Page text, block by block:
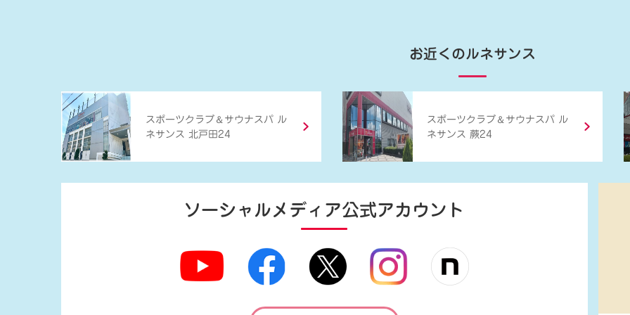
お近くのルネサンス
スポーツクラブ ＆ サウナスパ ル
ネサンス 北戸田24
スポーツクラブ ＆ サウナスパ ル
ネサンス 蕨24
ソーシャルメディア公式アカウント